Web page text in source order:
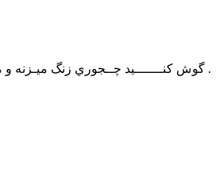
گوش كنـــــــيد چــجوري زنگ ميـزنه و مــردم را سر كار مي گــذارد .